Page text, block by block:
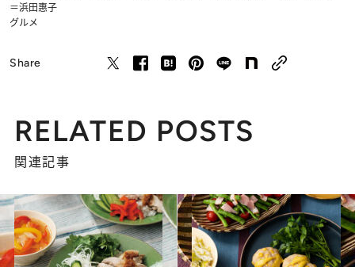
＝浜田惠子
グルメ
Share
RELATED POSTS
関連記事